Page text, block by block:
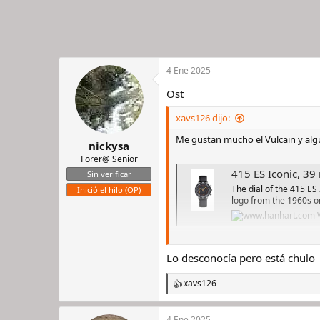
nickysa
Forer@ Senior
Sin verificar
Inició el hilo (OP)
4 Ene 2025
Ost
xavs126 dijo:
Me gustan mucho el Vulcain y
415 ES Iconic, 39
The dial of the 415
logo from the 1960s
Ver el archivos adjunto 2976104
Lo desconocía pero está chulo
R
e
a
xavs126